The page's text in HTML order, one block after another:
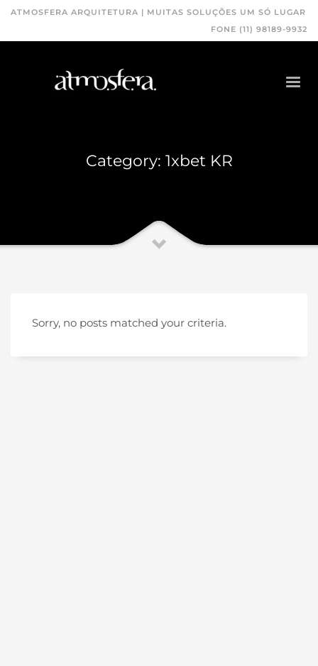
ATMOSFERA ARQUITETURA | MUITAS SOLUÇÕES UM SÓ LUGAR
FONE (11) 98189-9932
Category: 1xbet KR
Sorry, no posts matched your criteria.